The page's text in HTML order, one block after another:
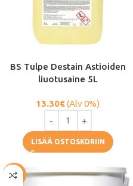
BS Tulpe Destain Astioiden
liuotusaine 5L
13.30€(Alv 0%)
LISÄÄ OSTOSKORIIN
-56%